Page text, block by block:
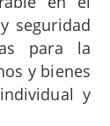
seguridad
para la
y bienes
y